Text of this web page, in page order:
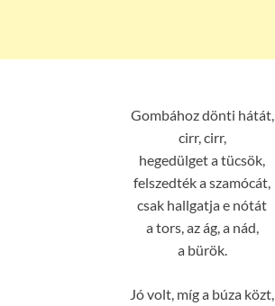
Gombához dönti hátát,
cirr, cirr,
hegedülget a tücsök,
felszedték a szamócát,
csak hallgatja e nótát
a tors, az ág, a nád,
a bürök.
Jó volt, míg a búza közt,